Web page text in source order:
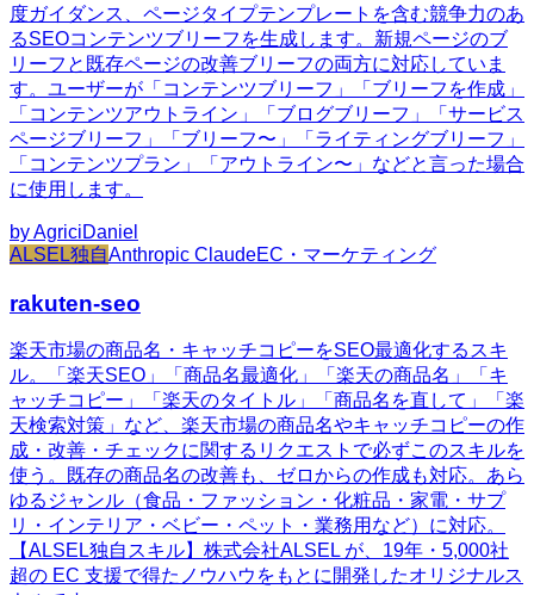
度ガイダンス、ページタイプテンプレートを含む競争力のあ
るSEOコンテンツブリーフを生成します。新規ページのブ
リーフと既存ページの改善ブリーフの両方に対応していま
す。ユーザーが「コンテンツブリーフ」「ブリーフを作成」
「コンテンツアウトライン」「ブログブリーフ」「サービス
ページブリーフ」「ブリーフ〜」「ライティングブリーフ」
「コンテンツプラン」「アウトライン〜」などと言った場合
に使用します。
byAgriciDaniel
ALSEL独自Anthropic ClaudeEC・マーケティング
rakuten-seo
楽天市場の商品名・キャッチコピーをSEO最適化するスキ
ル。「楽天SEO」「商品名最適化」「楽天の商品名」「キ
ャッチコピー」「楽天のタイトル」「商品名を直して」「楽
天検索対策」など、楽天市場の商品名やキャッチコピーの作
成・改善・チェックに関するリクエストで必ずこのスキルを
使う。既存の商品名の改善も、ゼロからの作成も対応。あら
ゆるジャンル（食品・ファッション・化粧品・家電・サプ
リ・インテリア・ベビー・ペット・業務用など）に対応。
【ALSEL独自スキル】株式会社ALSEL が、19年・5,000社
超の EC 支援で得たノウハウをもとに開発したオリジナルス